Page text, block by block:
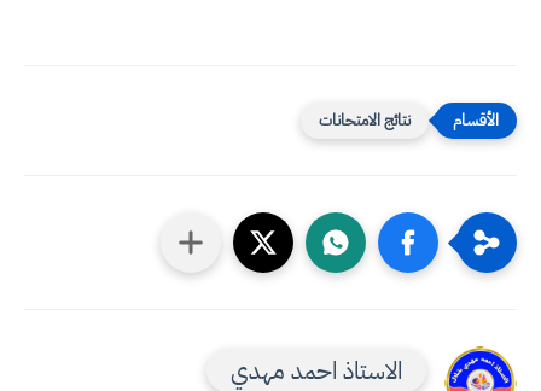
نتائج الامتحانات
الاستاذ احمد مهدي